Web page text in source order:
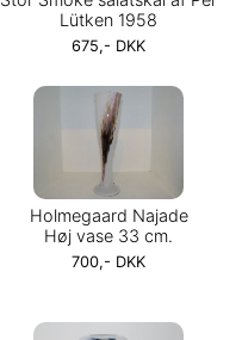
Lütken 1958
675,- DKK
Holmegaard Najade
Høj vase 33 cm.
700,- DKK